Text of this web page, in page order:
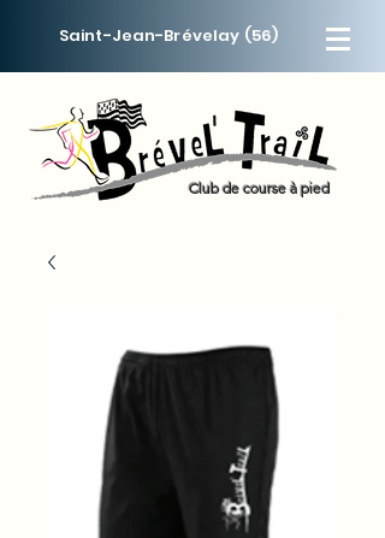
Saint-Jean-Brévelay (56)
Menus
Club de course à pied